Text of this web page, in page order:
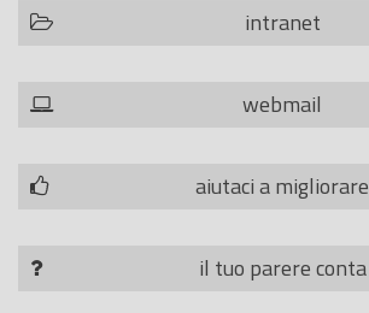
intranet
webmail
aiutaci a migliorare
il tuo parere conta